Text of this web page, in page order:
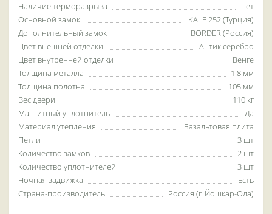
Наличие терморазрыва
нет
Основной замок
KALE 252 (Турция)
Дополнительный замок
BORDER (Россия)
Цвет внешней отделки
Антик серебро
Цвет внутренней отделки
Венге
Толщина металла
1.8 мм
Толщина полотна
105 мм
Вес двери
110 кг
Магнитный уплотнитель
Да
Материал утепления
Базальтовая плита
Петли
3 шт
Количество замков
2 шт
Количество уплотнителей
3 шт
Ночная задвижка
Есть
Страна-производитель
Россия (г. Йошкар-Ола)